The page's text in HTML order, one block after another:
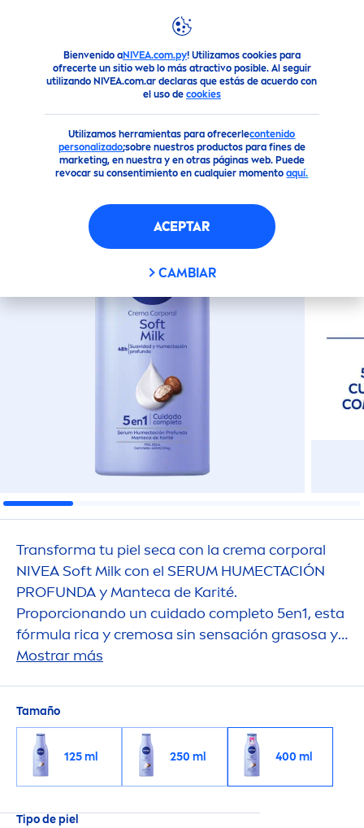
Bienvenido aNIVEA.com.py! Utilizamos cookies para
ofrecerte un sitio web lo más atractivo posible. Al seguir
utilizando NIVEA.com.ar declaras que estás de acuerdo con
el uso de cookies
Utilizamos herramientas para ofrecerlecontenido
personalizado;sobre nuestros productos para fines de
marketing, en nuestra y en otras páginas web. Puede
revocar su consentimiento en cualquier momentoaquí.
ACEPTAR
CAMBIAR
Productos Todo Para tu Cuerpo Cremas Corporales
CREMA CORPORAL SOFT MILK
400 ML
Transforma tu piel seca con la crema corporal
NIVEASoft Milk con el SERUM HUMECTACIÓN
PROFUNDA y Manteca de Karité.
Proporcionando un cuidado completo 5en1, esta
fórmula rica y cremosa sin sensación grasosa y
proporciona 48 horas de humectación profunda,
Mostrar más
Tamaño
125 ml 250 ml 400 ml
Tipo de piel